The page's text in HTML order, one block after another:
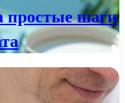
простые шаги